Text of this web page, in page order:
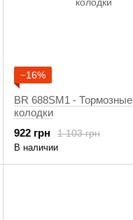
−16%
BR 688SM1 - Тормозные
колодки
1 103 грн
922 грн
В наличии